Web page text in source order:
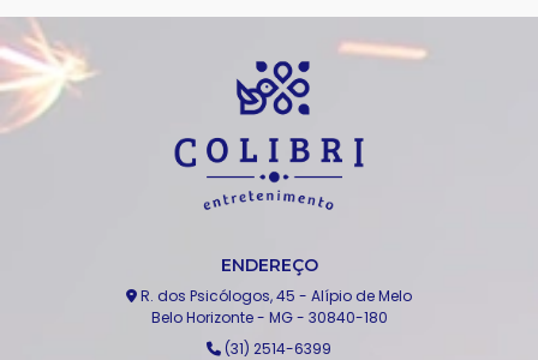
ENDEREÇO
R. dos Psicólogos, 45 - Alípio de Melo
Belo Horizonte - MG - 30840-180
(31) 2514-6399